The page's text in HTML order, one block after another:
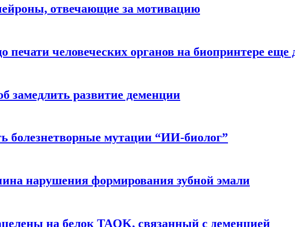
отвечающие за мотивацию
печати человеческих органов на биопринтере еще
замедлить развитие деменции
болезнетворные мутации “ИИ-биолог”
нарушения формирования зубной эмали
на белок TAOK, связанный с деменцией